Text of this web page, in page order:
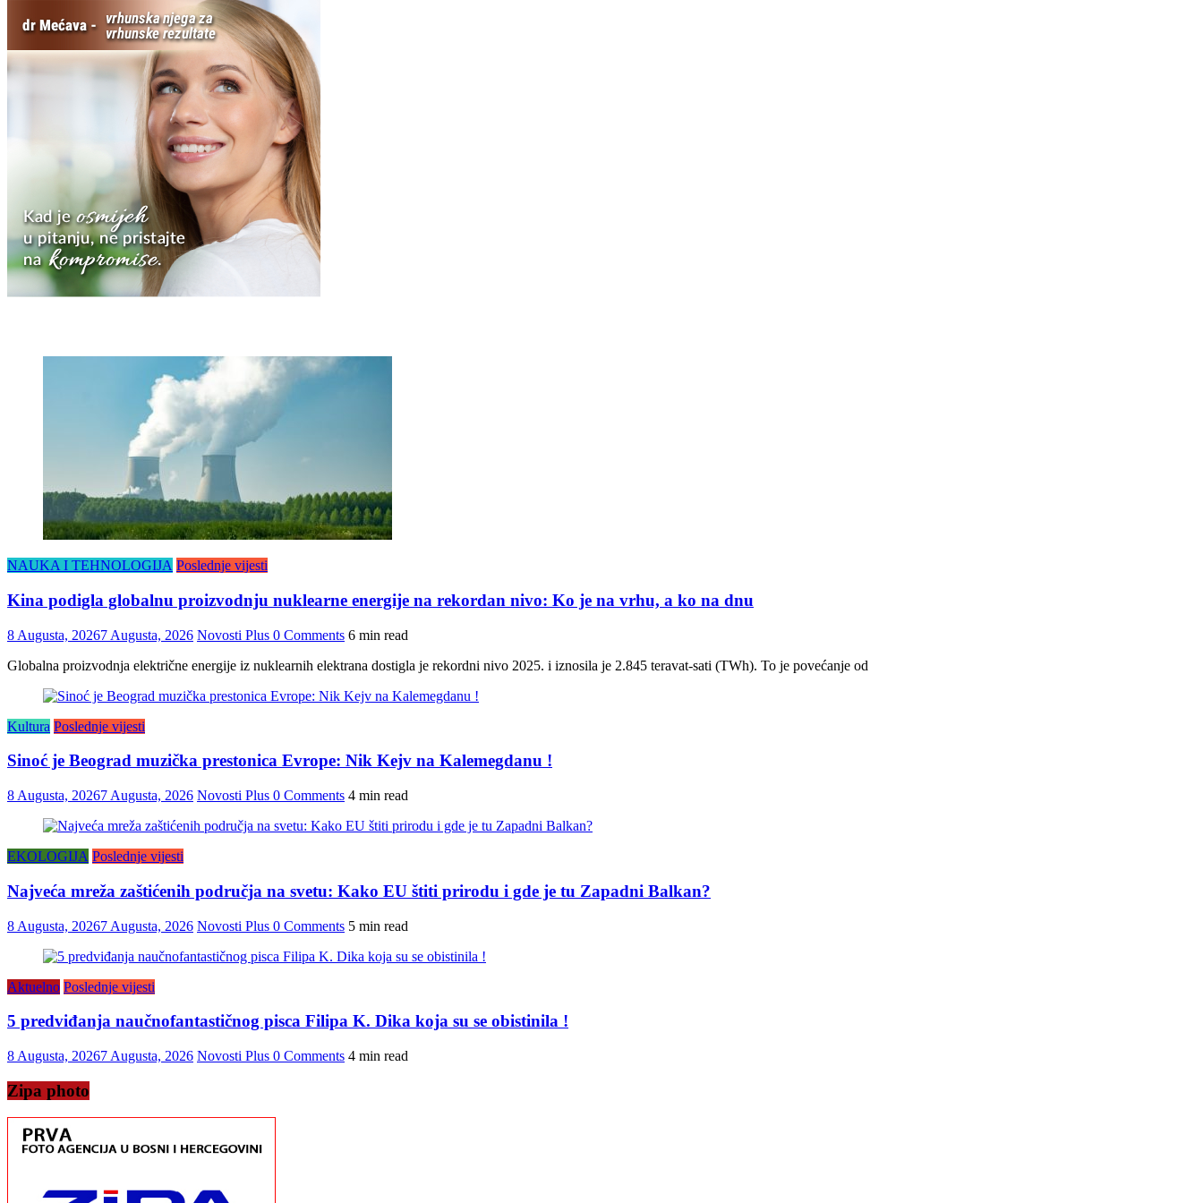
NAUKA I TEHNOLOGIJA Poslednje vijesti
Kina podigla globalnu proizvodnju nuklearne energije na rekordan nivo: Ko je na vrhu, a ko na dnu
8 Augusta, 20267 Augusta, 2026 Novosti Plus 0 Comments 6 min read
Globalna proizvodnja električne energije iz nuklearnih elektrana dostigla je rekordni nivo 2025. i iznosila je 2.845 teravat-sati (TWh). To je povećanje od
Kultura Poslednje vijesti
Sinoć je Beograd muzička prestonica Evrope: Nik Kejv na Kalemegdanu !
8 Augusta, 20267 Augusta, 2026 Novosti Plus 0 Comments 4 min read
EKOLOGIJA Poslednje vijesti
Najveća mreža zaštićenih područja na svetu: Kako EU štiti prirodu i gde je tu Zapadni Balkan?
8 Augusta, 20267 Augusta, 2026 Novosti Plus 0 Comments 5 min read
Aktuelno Poslednje vijesti
5 predviđanja naučnofantastičnog pisca Filipa K. Dika koja su se obistinila !
8 Augusta, 20267 Augusta, 2026 Novosti Plus 0 Comments 4 min read
Zipa photo